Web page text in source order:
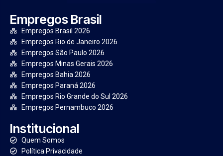
Empregos Brasil
Empregos Brasil 2026
Empregos Rio de Janeiro 2026
Empregos São Paulo 2026
Empregos Minas Gerais 2026
Empregos Bahia 2026
Empregos Paraná 2026
Empregos Rio Grande do Sul 2026
Empregos Pernambuco 2026
Institucional
Quem Somos
Política Privacidade